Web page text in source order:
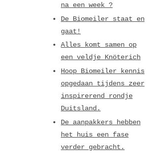
na een week ?
De Biomeiler staat en
gaat!
Alles komt samen op
een veldje Knöterich
Hoop Biomeiler kennis
opgedaan tijdens zeer
inspirerend rondje
Duitsland.
De aanpakkers hebben
het huis een fase
verder gebracht.